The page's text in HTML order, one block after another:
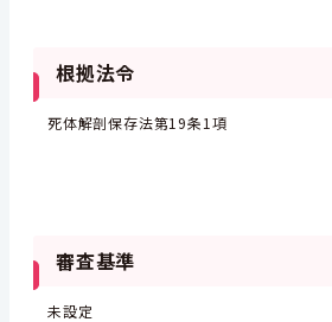
根拠法令
死体解剖保存法第19条1項
審査基準
未設定